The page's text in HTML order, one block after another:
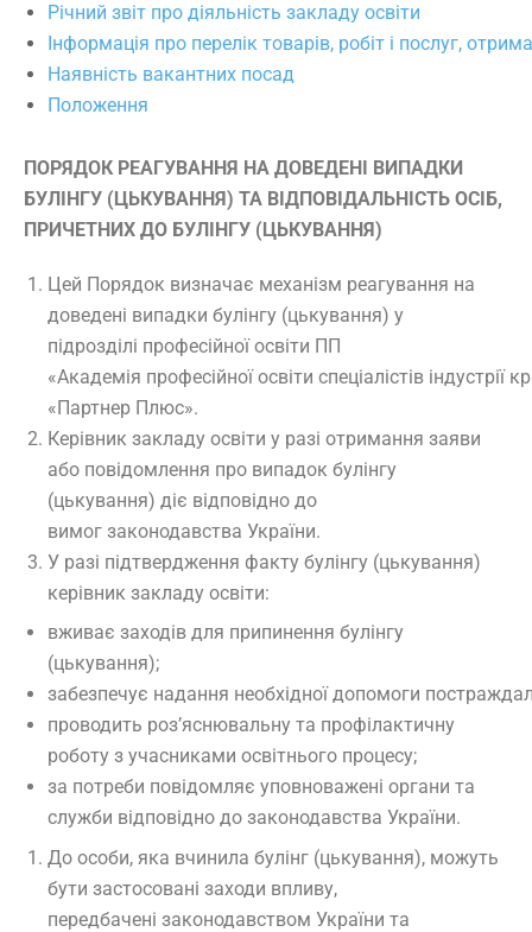
Річний звіт про діяльність закладу освіти
Інформація про перелік товарів, робіт і послуг,
Наявність вакантних посад
Положення
ПОРЯДОК РЕАГУВАННЯ НА ДОВЕДЕНІ ВИПАДКИ
БУЛІНГУ (ЦЬКУВАННЯ) ТА ВІДПОВІДАЛЬНІСТЬ ОСІБ,
ПРИЧЕТНИХ ДО БУЛІНГУ (ЦЬКУВАННЯ)
Цей Порядок визначає механізм реагування на
доведені випадки булінгу (цькування) у
підрозділі професійної освіти ПП
«Академія професійної освіти спеціалістів індустрії
«Партнер Плюс».
Керівник закладу освіти у разі отримання заяви
або повідомлення про випадок булінгу
(цькування) діє відповідно до
вимог законодавства України.
У разі підтвердження факту булінгу (цькування)
керівник закладу освіти:
вживає заходів для припинення булінгу
(цькування);
забезпечує надання необхідної допомоги
проводить роз’яснювальну та профілактичну
роботу з учасниками освітнього процесу;
за потреби повідомляє уповноважені органи та
служби відповідно до законодавства України.
До особи, яка вчинила булінг (цькування), можуть
бути застосовані заходи впливу,
передбачені законодавством України та